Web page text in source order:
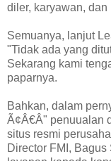
diler, karyawan, dan
Semuanya, lanjut
"Tidak ada yang
Sekarang kami
paparnya.
Bahkan, dalam
Ã¢Â€Â" penuualan
situs resmi
Director FMI,